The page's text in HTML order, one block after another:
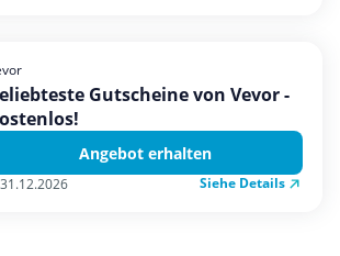
Gutscheine von Vevor -
Angebot erhalten
31.12.2026 Siehe Details